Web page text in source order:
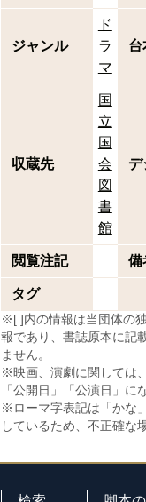
ジャンル
ド
ラ
マ
台
収蔵先
国
立
国
会
図
書
館
デ
閲覧注記 備
タグ
※[ ]内の情報は当団体の
報であり、書誌原本に記
ません。
※映画、演劇に関しては
「公開日」「公演日」に
※ローマ字表記は「かな
しているため、不正確な